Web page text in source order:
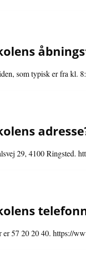
som typisk er fra kl.
29, 4100 Ringsted.
er 57 20 20 40. https://